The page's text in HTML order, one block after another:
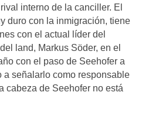
interno de la canciller. El
duro con la inmigración, tiene
con el actual líder del
land, Markus Söder, en el
con el paso de Seehofer a
a señalarlo como responsable
cabeza de Seehofer no está